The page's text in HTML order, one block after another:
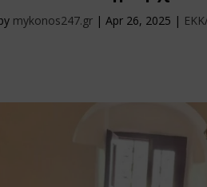
mykonos247.gr |Apr 26, 2025 |